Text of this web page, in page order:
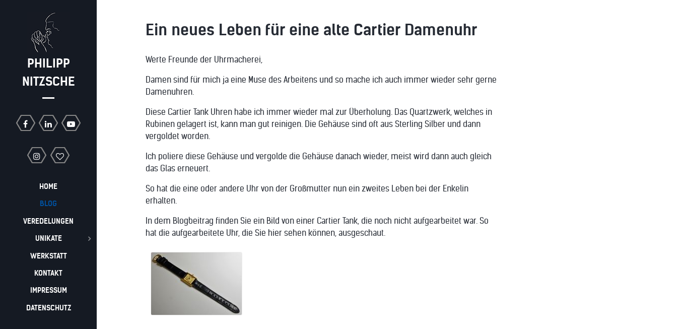
Ein neues Leben für eine alte Cartier Damenuhr
Werte Freunde der Uhrmacherei,
Damen sind für mich ja eine Muse des Arbeitens und so mache ich auch immer wieder sehr gerne
Damenuhren.
Diese Cartier Tank Uhren habe ich immer wieder mal zur Überholung. Das Quartzwerk, welches in
Rubinen gelagert ist, kann man gut reinigen. Die Gehäuse sind oft aus Sterling Silber und dann
vergoldet worden.
Ich poliere diese Gehäuse und vergolde die Gehäuse danach wieder, meist wird dann auch gleich
das Glas erneuert.
So hat die eine oder andere Uhr von der Großmutter nun ein zweites Leben bei der Enkelin
erhalten.
In dem Blogbeitrag finden Sie ein Bild von einer Cartier Tank, die noch nicht aufgearbeitet war. So
hat die aufgearbeitete Uhr, die Sie hier sehen können, ausgeschaut.
PHILIPP
NITZSCHE
HOME
BLOG
VEREDELUNGEN
UNIKATE
WERKSTATT
KONTAKT
IMPRESSUM
DATENSCHUTZ